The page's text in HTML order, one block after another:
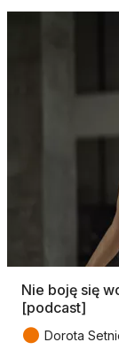
Nie boję się
[podcast]
● Dorota